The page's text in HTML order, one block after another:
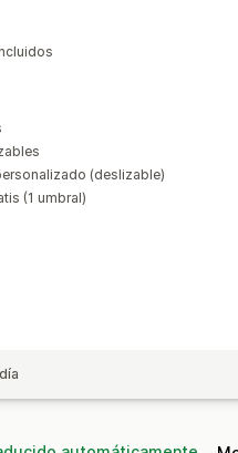
(deslizable)
(1 umbral)